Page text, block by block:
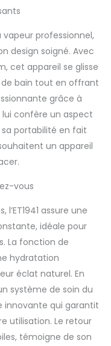
ce qui le
de
Utilisation
: il
défroisseur
et cuir
combinaison
(brume
soin du cuir
des
soins des
à vos
besoins.
en métal :
en acier
offre
pour placer
vos objets
avec une
à 3 couches
à tiroirs.
vapeur professionnel,
design soigné. Avec
cet appareil se glisse
de bain tout en offrant
grâce à
lui confère un aspect
portabilité en fait
un appareil
vous
assure une
idéale pour
La fonction de
hydratation
éclat naturel. En
système de soin du
innovante qui garantit
utilisation. Le retour
témoigne de son